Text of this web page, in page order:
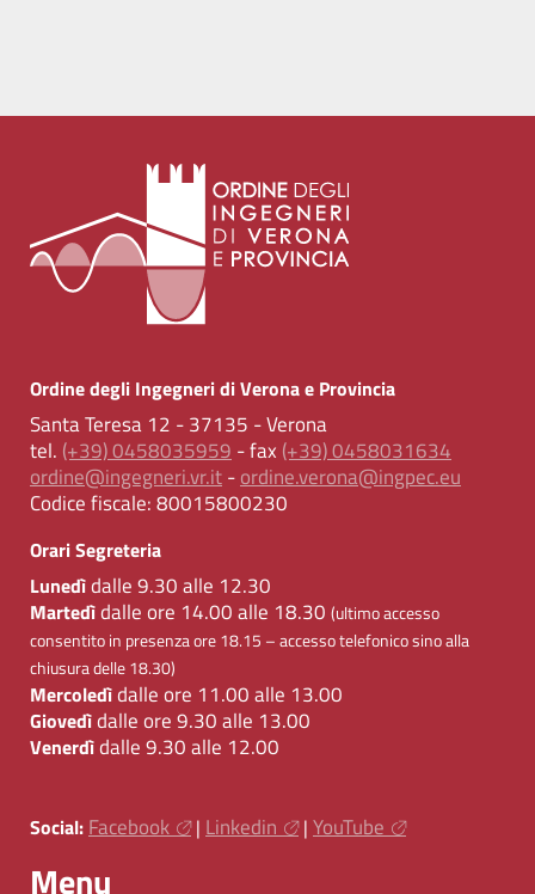
Ordine degli Ingegneri di Verona e Provincia
Santa Teresa 12 - 37135 - Verona
tel. (+39) 0458035959 - fax (+39) 0458031634
ordine@ingegneri.vr.it-ordine.verona@ingpec.eu
Codice fiscale:80015800230
Orari Segreteria
Lunedìdalle 9.30 alle 12.30
Martedìdalle ore 14.00 alle 18.30 (ultimo accesso
consentito in presenza ore 18.15 – accesso telefonico sino alla
chiusura delle 18.30)
Mercoledìdalle ore 11.00 alle 13.00
Giovedìdalle ore 9.30 alle 13.00
Venerdìdalle 9.30 alle 12.00
Social: Facebook | Linkedin | YouTube
Menu